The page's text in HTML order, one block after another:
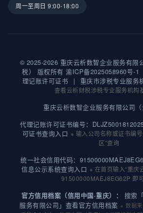
周一至周日 9:00-18:00
© 2025-2026 重庆云析数智企业服务有限
税） 版权所有渝ICP备2025058960号-1
理记账许可证书
| 重庆市涉税专业服务
查看云析财税涉税专业服务机构
重庆云析数智企业服务有限公司（
代理记账许可证书编号：
可证书查询入口 ※ 输入公司名称或证书编
区”查询
统一社会信用代码：
信息公示系统查询入口 ※ 在首页输入“重庆
91500000MAEJ8EG62P 即
官方信用档案（信用中国·重庆）：
搜索
服务有限公司」查看官方信用档案※ 数据